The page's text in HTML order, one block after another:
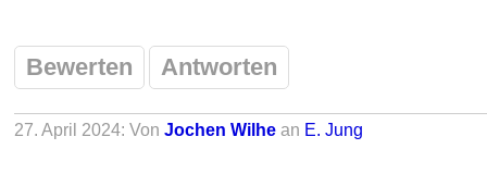
Bewerten Antworten
27. April 2024: Von Jochen Wilhe an E. Jung